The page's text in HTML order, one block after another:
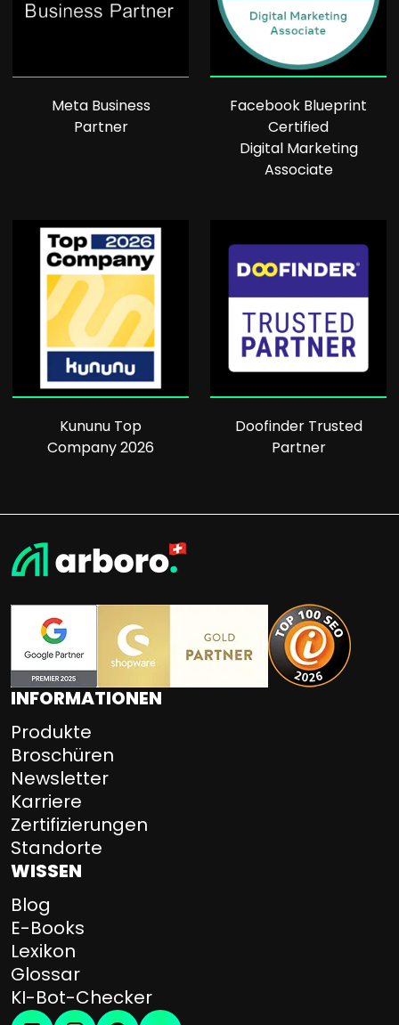
Meta Business
Partner
Facebook Blueprint
Certified
Digital Marketing
Associate
Kununu Top
Company 2026
Doofinder Trusted
Partner
INFORMATIONEN
Produkte
Broschüren
Newsletter
Karriere
Zertifizierungen
Standorte
WISSEN
Blog
E-Books
Lexikon
Glossar
KI-Bot-Checker